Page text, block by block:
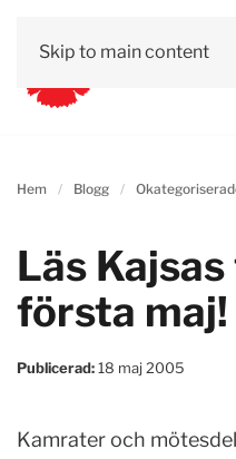
Skip to main content
Hem Blogg
Läs
första maj!
Publicerad:18 maj 2005
Kamrater och